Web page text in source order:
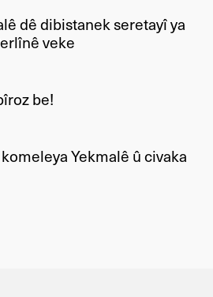
dê dibistanek seretayî ya
veke
be!
Yekmalê û civaka